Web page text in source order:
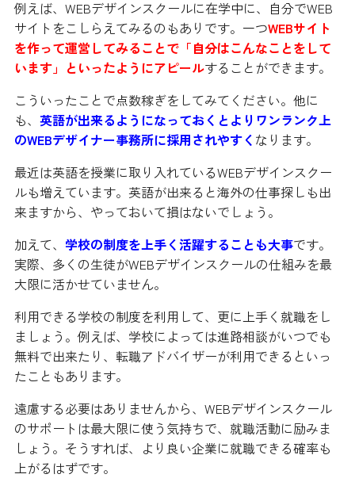
例えば、WEBデザインスクールに在学中に、自分でWEB
サイトをこしらえてみるのもありです。一つWEBサイト
を作って運営してみることで「自分はこんなことをして
います」といったようにアピールすることができます。
こういったことで点数稼ぎをしてみてください。他に
も、 英語が出来るようになっておくとよりワンランク上
のWEBデザイナー事務所に採用されやすく なります。
最近は英語を授業に取り入れているWEBデザインスクー
ルも増えています。英語が出来ると海外の仕事探しも出
来ますから、やっておいて損はないでしょう。
加えて、 学校の制度を上手く活躍することも大事です。
実際、多くの生徒がWEBデザインスクールの仕組みを最
大限に活かせていません。
利用できる学校の制度を利用して、更に上手く就職をし
ましょう。例えば、学校によっては進路相談がいつでも
無料で出来たり、転職アドバイザーが利用できるといっ
たこともあります。
遠慮する必要はありませんから、WEBデザインスクール
のサポートは最大限に使う気持ちで、就職活動に励みま
しょう。そうすれば、より良い企業に就職できる確率も
上がるはずです。